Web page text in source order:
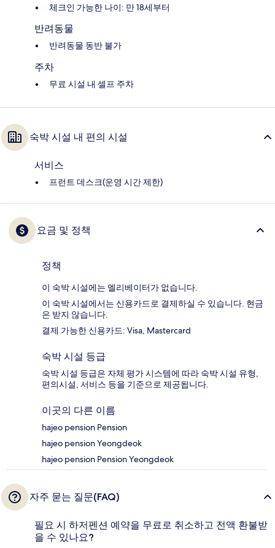
체크인 가능한 나이: 만 18세부터
반려동물
반려동물 동반 불가
주차
무료 시설 내 셀프 주차
숙박 시설 내 편의 시설
서비스
프런트 데스크(운영 시간 제한)
요금 및 정책
정책
이 숙박 시설에는 엘리베이터가 없습니다.
이 숙박 시설에서는 신용카드로 결제하실 수 있습니다. 현금
은 받지 않습니다.
결제 가능한 신용카드: Visa, Mastercard
숙박 시설 등급
숙박 시설 등급은 자체 평가 시스템에 따라 숙박 시설 유형,
편의시설, 서비스 등을 기준으로 제공됩니다.
이곳의 다른 이름
hajeo pension Pension
hajeo pension Yeongdeok
hajeo pension Pension Yeongdeok
자주 묻는 질문(FAQ)
필요 시 하저펜션 예약을 무료로 취소하고 전액 환불받
을 수 있나요?